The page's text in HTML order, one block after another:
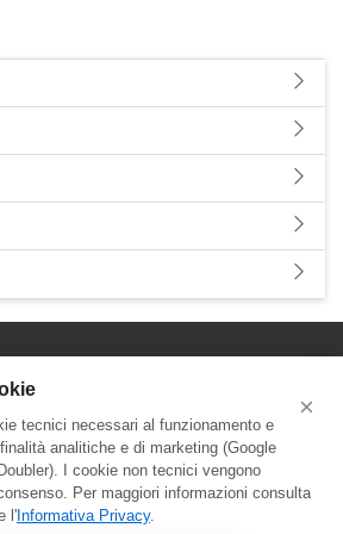
×
tecnici necessari al funzionamento e
analitiche e di marketing (Google
I cookie non tecnici vengono
Per maggiori informazioni consulta
l' Informativa Privacy.
- DICA Srl
e Agenzia al Pubblico:
127 - 00141 Roma
e C.F. IT13366331000
Lazio Prot. GR744549